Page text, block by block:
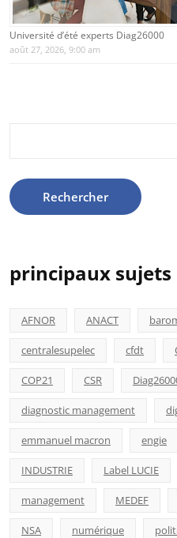
Université d’été experts Diag26000
août 27, 2026, 9:00 am
principaux sujets
AFNOR ANACT
centralesupelec cfdt
COP21 CSR
diagnostic management
emmanuel macron engie
INDUSTRIE Label LUCIE
management MEDEF
NSA numérique